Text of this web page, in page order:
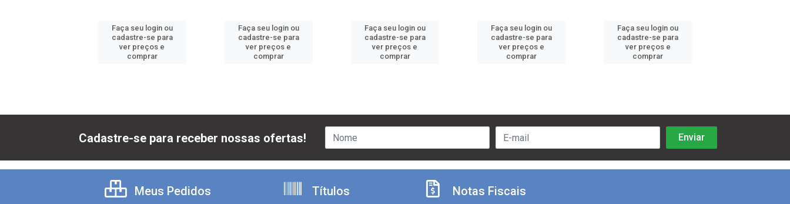
Faça seu login ou
cadastre-se para
ver preços e
comprar
Faça seu login ou
cadastre-se para
ver preços e
comprar
Faça seu login ou
cadastre-se para
ver preços e
comprar
Faça seu login ou
cadastre-se para
ver preços e
comprar
Faça seu login ou
cadastre-se para
ver preços e
comprar
Cadastre-se para receber nossas ofertas!
Meus Pedidos Títulos Notas Fiscais